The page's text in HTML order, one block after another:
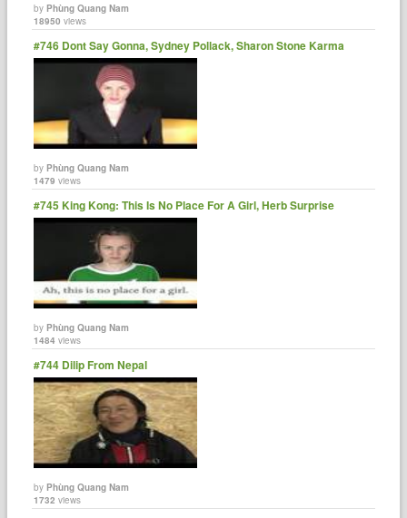
byPhùng Quang Nam
18950 views
#746 Dont Say Gonna, Sydney Pollack, Sharon Stone Karma
byPhùng Quang Nam
1479 views
#745 King Kong: This Is No Place For A Girl, Herb Surprise
byPhùng Quang Nam
1484 views
#744 Dilip From Nepal
byPhùng Quang Nam
1732 views